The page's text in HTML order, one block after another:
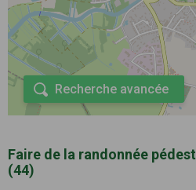
Recherche avancée
Faire de la randonnée
(44)